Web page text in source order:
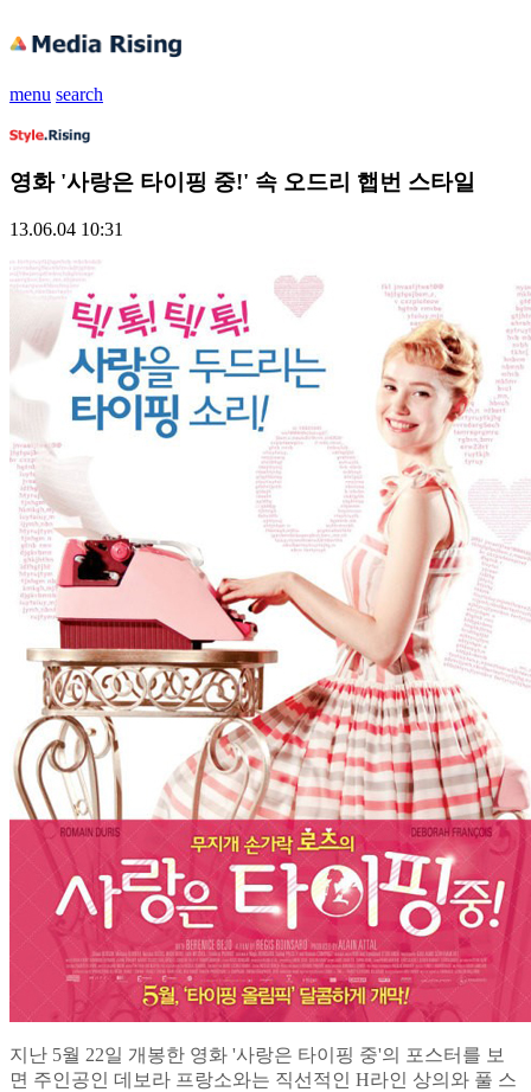
menu search
영화 '사랑은 타이핑 중!' 속 오드리 햅번 스타일
13.06.04 10:31
지난 5월 22일 개봉한 영화 '사랑은 타이핑 중'의 포스터를 보
면 주인공인 데보라 프랑소와는 직선적인 H라인 상의와 풀 스